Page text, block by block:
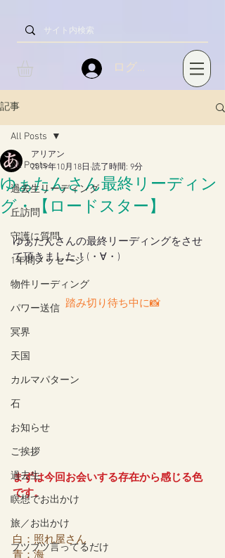
ログイン
記事
All Posts
過去生リーディング
丘訪問
守護に質問
1年間メッセージ
物件リーディング
パワー送信
冥界
天国
カルマパターン
石
お知らせ
ご挨拶
過去生
瞑想でお出かけ
旅／お出かけ
ブツブツ言ってるだけ
All Posts
ゆぁたんさん最終リーディン
グ・【ロードスター】
アリアン
2019年10月18日 読了時間: 9分
ゆぁたんさんの最終リーディングをさせ
て頂きました！(・∀・)
踏み切り待ち中に📸
まずは今回お会いする存在から感じる色
です。
白：照れ屋さん
青：海